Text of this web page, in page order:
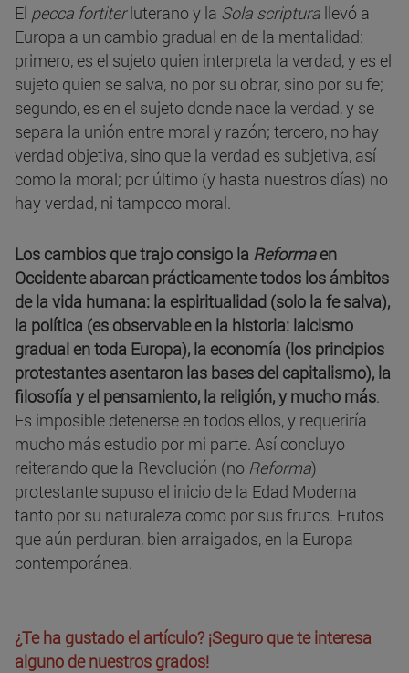
El pecca fortiterluterano y la Sola scriptura llevó a
Europa a un cambio gradual en de la mentalidad:
primero, es el sujeto quien interpreta la verdad, y es el
sujeto quien se salva, no por su obrar, sino por su fe;
segundo, es en el sujeto donde nace la verdad, y se
separa la unión entre moral y razón; tercero, no hay
verdad objetiva, sino que la verdad es subjetiva, así
como la moral; por último (y hasta nuestros días) no
hay verdad, ni tampoco moral.
Los cambios que trajo consigo la Reformaen
Occidente abarcan prácticamente todos los ámbitos
de la vida humana: la espiritualidad (solo la fe salva),
la política (es observable en la historia: laicismo
gradual en toda Europa), la economía (los principios
protestantes asentaron las bases del capitalismo), la
filosofía y el pensamiento, la religión, y mucho más.
Es imposible detenerse en todos ellos, y requeriría
mucho más estudio por mi parte. Así concluyo
reiterando que la Revolución (no Reforma)
protestante supuso el inicio de la Edad Moderna
tanto por su naturaleza como por sus frutos. Frutos
que aún perduran, bien arraigados, en la Europa
contemporánea.
¿Te ha gustado el artículo? ¡Seguro que te interesa
alguno de nuestros grados!